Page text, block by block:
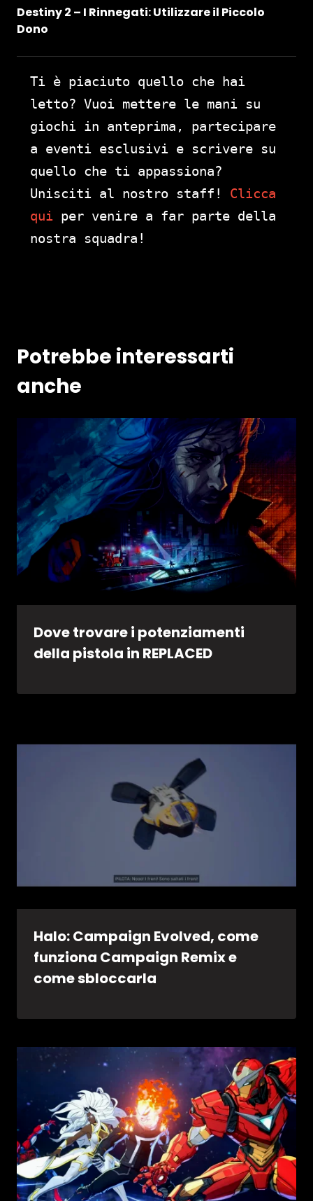
Destiny 2 – I Rinnegati: Utilizzare il Piccolo
Dono
Ti è piaciuto quello che hai
letto? Vuoi mettere le mani su
giochi in anteprima, partecipare
a eventi esclusivi e scrivere su
quello che ti appassiona?
Unisciti al nostro staff! Clicca
qui per venire a far parte della
nostra squadra!
Potrebbe interessarti
anche
Dove trovare i potenziamenti
della pistola in REPLACED
Halo: Campaign Evolved, come
funziona Campaign Remix e
come sbloccarla